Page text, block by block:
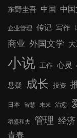
东野圭吾 中国 中
企业管理 传记 写作
商业 外国文学
小说 工作 心灵
悬疑 成长 投资
日本 智慧 未来 治愈
稻盛和夫 管理 经济
青春